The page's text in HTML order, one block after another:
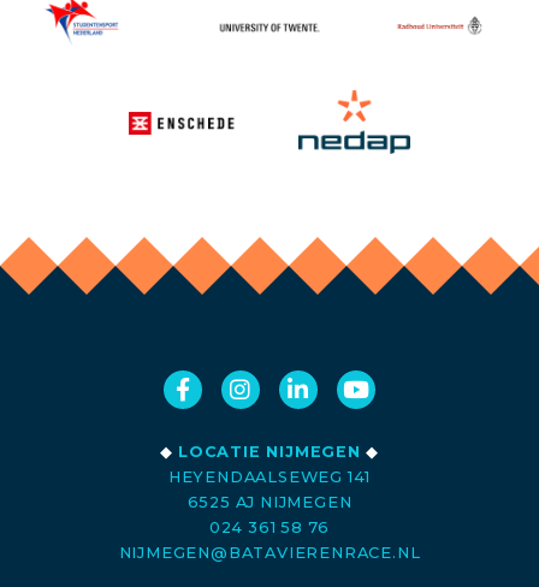
◆ LOCATIE NIJMEGEN ◆
HEYENDAALSEWEG 141
6525 AJ NIJMEGEN
024 361 58 76
NIJMEGEN@BATAVIERENRACE.NL